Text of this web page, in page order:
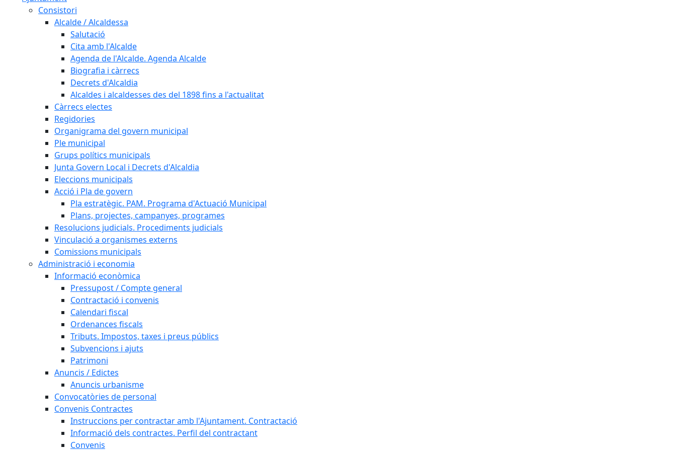
Consistori
Alcalde / Alcaldessa
Salutació
Cita amb l'Alcalde
Agenda de l'Alcalde. Agenda Alcalde
Biografia i càrrecs
Decrets d'Alcaldia
Alcaldes i alcaldesses des del 1898 fins a l'actualitat
Càrrecs electes
Regidories
Organigrama del govern municipal
Ple municipal
Grups polítics municipals
Junta Govern Local i Decrets d'Alcaldia
Eleccions municipals
Acció i Pla de govern
Pla estratègic. PAM. Programa d'Actuació Municipal
Plans, projectes, campanyes, programes
Resolucions judicials. Procediments judicials
Vinculació a organismes externs
Comissions municipals
Administració i economia
Informació econòmica
Pressupost / Compte general
Contractació i convenis
Calendari fiscal
Ordenances fiscals
Tributs. Impostos, taxes i preus públics
Subvencions i ajuts
Patrimoni
Anuncis / Edictes
Anuncis urbanisme
Convocatòries de personal
Convenis Contractes
Instruccions per contractar amb l'Ajuntament. Contractació
Informació dels contractes. Perfil del contractant
Convenis